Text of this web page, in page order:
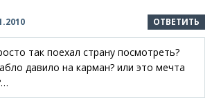
ОТВЕТИТЬ
так поехал страну посмотреть?
давило на карман? или это мечта